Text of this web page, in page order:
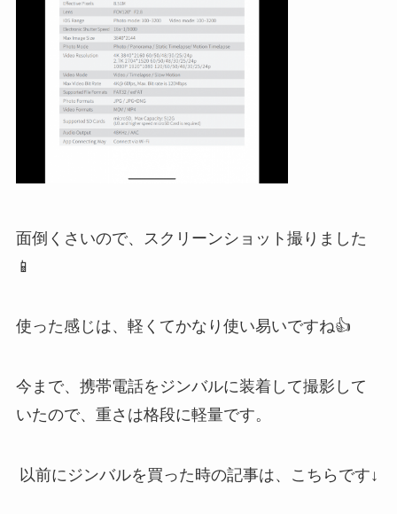
面倒くさいので、スクリーンショット撮りました
📱
使った感じは、軽くてかなり使い易いですね👍
今まで、携帯電話をジンバルに装着して撮影して
いたので、重さは格段に軽量です。
以前にジンバルを買った時の記事は、こちらです↓